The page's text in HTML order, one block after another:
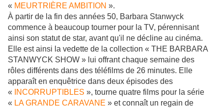
« MEURTRIÈRE AMBITION ».
À partir de la fin des années 50, Barbara Stanwyck
commence à beaucoup tourner pour la TV, pérennisant
ainsi son statut de star, avant qu'il ne décline au cinéma.
Elle est ainsi la vedette de la collection « THE BARBARA
STANWYCK SHOW » lui offrant chaque semaine des
rôles différents dans des téléfilms de 26 minutes. Elle
apparaît en enquêtrice dans deux épisodes des
«
INCORRUPTIBLES », tourne quatre films pour la série
« LA GRANDE CARAVANE » et connaît un regain de